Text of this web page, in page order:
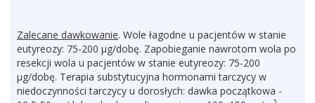
Zalecane dawkowanie. Wole łagodne u pacjentów w stanie
eutyreozy: 75-200 µg/dobę. Zapobieganie nawrotom wola po
resekcji wola u pacjentów w stanie eutyreozy: 75-200
µg/dobę. Terapia substytucyjna hormonami tarczycy w
niedoczynności tarczycy u dorosłych: dawka początkowa -